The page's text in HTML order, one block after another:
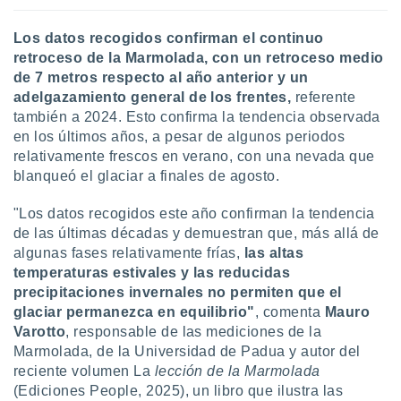
datos
momento
en
en
en
de
un
o acceder
datos
perfiles
Los datos recogidos confirman el continuo
retroceso de la Marmolada, con un retroceso medio
de 7 metros respecto al año anterior y un
adelgazamiento general de los frentes, referente
también a 2024. Esto confirma la tendencia observada
en los últimos años, a pesar de algunos periodos
relativamente frescos en verano, con una nevada que
blanqueó el glaciar a finales de agosto.
"Los datos recogidos este año confirman la tendencia
de las últimas décadas y demuestran que, más allá de
algunas fases relativamente frías, las altas
temperaturas estivales y las reducidas
precipitaciones invernales no permiten que el
glaciar permanezca en equilibrio", comenta Mauro
Varotto, responsable de las mediciones de la
Marmolada, de la Universidad de Padua y autor del
reciente volumen La lección de la Marmolada
(Ediciones People, 2025), un libro que ilustra las